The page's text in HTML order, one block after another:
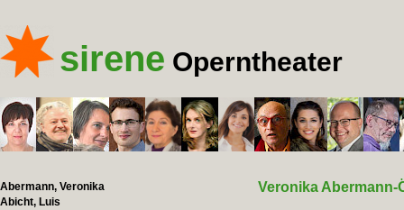
sirene Operntheater
Abermann, Veronika
Abicht, Luis
Veronika Abermann-